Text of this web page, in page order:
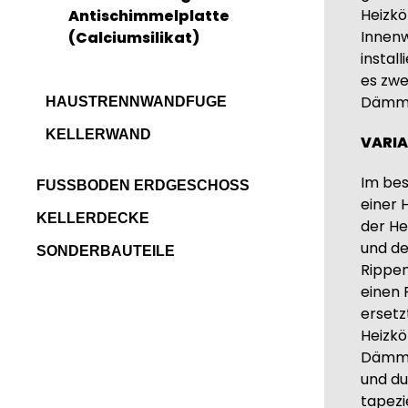
Antischimmelplatte
(Calciumsilikat)
HAUSTRENNWANDFUGE
KELLERWAND
Kellerwand -
Perimeterdämmung
Kellerwand -
FUSSBODEN ERDGESCHOSS
BODEN ERDGESCHOSS
KELLER VORHANDEN
KELLERDECKE
KELLERABGANG
SONDERBAUTEILE
es
Im
einer
der
und
einen
und